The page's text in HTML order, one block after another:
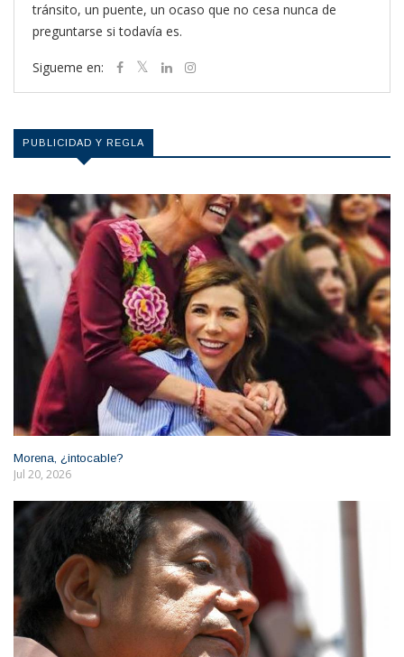
tránsito, un puente, un ocaso que no cesa nunca de
preguntarse si todavía es.
Sigueme en:
PUBLICIDAD Y REGLA
Morena, ¿intocable?
Jul 20, 2026